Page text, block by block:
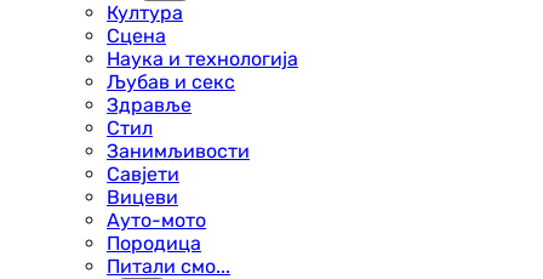
Култура
Сцена
Наука и технологија
Љубав и секс
Здравље
Стил
Занимљивости
Савјети
Вицеви
Ауто-мото
Породица
Питали смо...